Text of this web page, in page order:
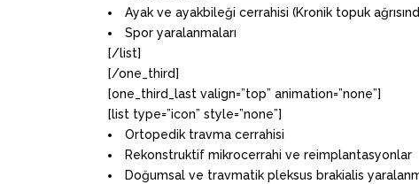
Ayak ve ayakbileği cerrahisi (Kronik topuk
Spor yaralanmaları
[/list]
[/one_third]
[one_third_last valign=”top” animation=”none”]
[list type=”icon” style=”none”]
Ortopedik travma cerrahisi
Rekonstruktif mikrocerrahi ve reimplantasyonlar
Doğumsal ve travmatik pleksus brakialis